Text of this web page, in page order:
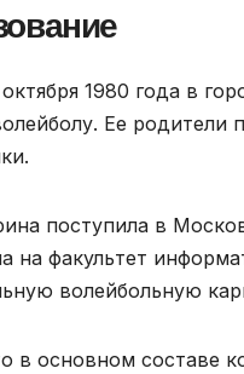
1980 года в
Ее
поступила в
на факультет
волейбольную
в основном составе